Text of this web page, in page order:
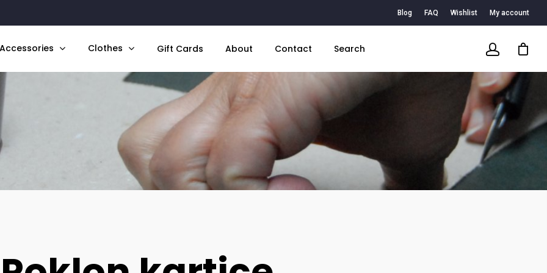
Blog FAQ Wishlist My account
Accessories Clothes Gift Cards About Contact Search